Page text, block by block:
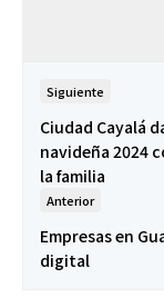
Siguiente
Ciudad Cayalá
navideña 2024
la familia
Anterior
Empresas en
digital